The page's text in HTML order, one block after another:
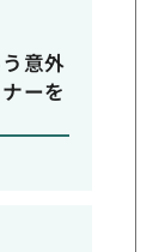
意外
ーを